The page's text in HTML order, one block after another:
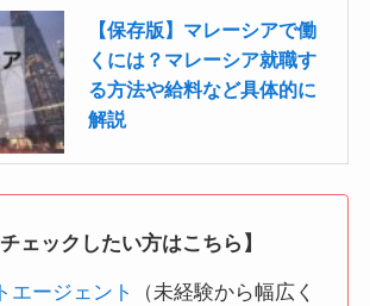
【保存版】マレーシアで働
くには？マレーシア就職す
る方法や給料など具体的に
解説
ェックしたい方はこちら】
エージェント
（未経験から幅広く